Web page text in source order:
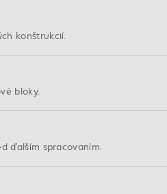
konštrukcií.
bloky.
ďalším spracovaním.